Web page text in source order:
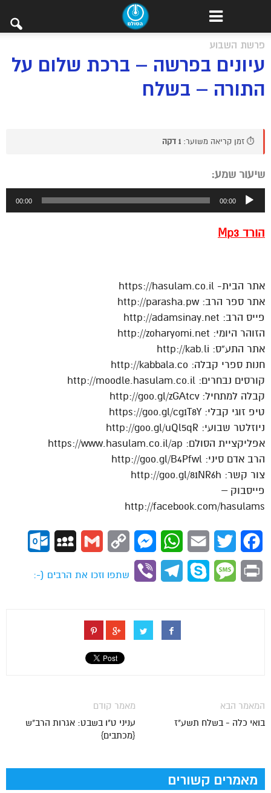
פרשת השבוע
עיונים בפרשה – ברכת שלום על
התורה – בשלח
⏱️ זמן קריאה משוער: 1 דקה
שיעור שמע:
אודיו
00:00
00:00
הורד Mp3
אתר הבית- https://hasulam.co.il
אתר ספר הרב: http://parasha.pw
פייס הרב: http://adamsinay.net
הזוהר היומי: http://zoharyomi.net
אתר התע”ס: http://kab.li
חנות ספרי קבלה: http://kabbala.co
קורסים נבחרים: http://moodle.hasulam.co.il
קבלה למתחיל: http://goo.gl/zGAtcv
טיפ זוגי קבלי: https://goo.gl/cg1T8Y
ניוזלטר שבועי: http://goo.gl/uQl5qR
אפליקציית הסולם: https://www.hasulam.co.il/ap
הרב אדם סיני: http://goo.gl/B4Pfwl
צור קשר: http://goo.gl/81NR6h
פייסבוק –
http://facebook.com/hasulams
Facebook
Twitter
Email
WhatsApp
Messenger
Copy
Gmail
MySpace
Print
Message
Skype
Telegram
Viber
שתפו וזכו את הרבים (-:
מאמר קודם
עניני ט"ו בשבט: אגרות הרב"ש
{מכתבים}
המאמר הבא
בואי כלה - בשלח תשע"ז
מאמרים קשורים